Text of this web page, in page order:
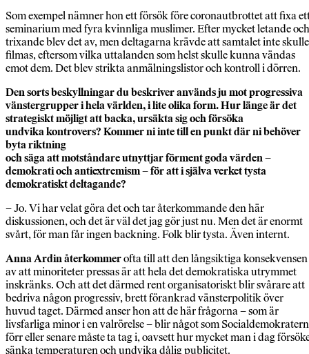
Som exempel nämner hon ett försök före coronautbrottet att fixa
seminarium med fyra kvinnliga muslimer. Efter mycket letande och
trixande blev det av, men deltagarna krävde att samtalet inte skulle
filmas, eftersom vilka uttalanden som helst skulle kunna vändas
emot dem. Det blev strikta anmälningslistor och kontroll i dörren.
Den sorts beskyllningar du beskriveranvänds ju mot progressiva
vänstergrupper i hela världen, i lite olika form.Hur länge är det
strategiskt möjligt attbacka, ursäkta sig och försöka
undvikakontrovers? Kommer ni inte till enpunkt där ni behöver
byta riktning
och säga att motståndare utnyttjarförment goda värden –
demokrati ochantiextremism – för att i själva verkettysta
demokratiskt deltagande?
– Jo. Vi har velat göra det och tar återkommande den här
diskussionen, och det är väl det jag gör just nu. Men det är enormt
svårt, för man får ingen backning. Folk blir tysta. Även internt.
Anna Ardin återkommerofta till att den långsiktiga konsekvensen
av att minoriteter pressas är att hela det demokratiska utrymmet
inskränks. Och att det därmed rent organisatoriskt blir svårare att
bedriva någon progressiv, brett förankrad vänsterpolitik över
huvud taget. Därmed anser hon att de här frågorna – som är
livsfarliga minor i en valrörelse – blir något som
förr eller senare måste ta tag i, oavsett hur mycket man i dag
sänka temperaturen och undvika dålig publicitet.